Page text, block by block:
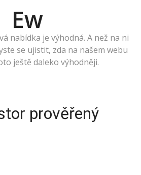
Ew
nabídka je výhodná. A než na ni
se ujistit, zda na našem webu
ještě daleko výhodněji.
prověřený